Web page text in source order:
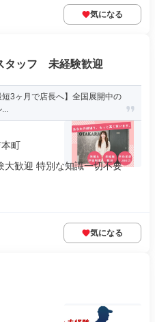
気になる
タッフ 未経験歓迎
3ヶ月で店長へ】全国展開中の
町
大歓迎 特別な知識一切不要
気になる